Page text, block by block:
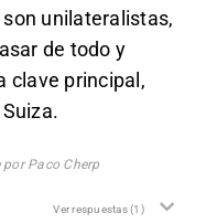
unilateralistas,
de todo y
clave principal,
Paco Cherp
Ver respuestas(1)